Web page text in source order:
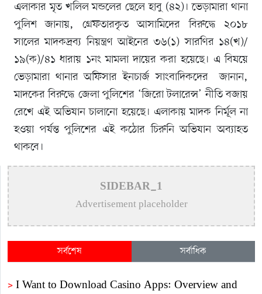
এলাকার মৃত খলিল মন্ডলের ছেলে হাবু (৪২)। ‎ভেড়ামারা থানা
পুলিশ জানায়, গ্রেফতারকৃত আসামিদের বিরুদ্ধে ২০১৮
সালের মাদকদ্রব্য নিয়ন্ত্রণ আইনের ৩৬(১) সারণির ১৪(খ)/
১৯(ক)/৪১ ধারায় ১নং মামলা দায়ের করা হয়েছে। ‎এ বিষয়ে
ভেড়ামারা থানার অফিসার ইনচার্জ সাংবাদিকদের জানান,
মাদকের বিরুদ্ধে জেলা পুলিশের ‘জিরো টলারেন্স’ নীতি বজায়
রেখে এই অভিযান চালানো হয়েছে। এলাকায় মাদক নির্মূল না
হওয়া পর্যন্ত পুলিশের এই কঠোর চিরুনি অভিযান অব্যাহত
থাকবে।
SIDEBAR_1
Advertisement placeholder
সর্বশেষ সর্বাধিক
> I Want to Download Casino Apps: Overview and